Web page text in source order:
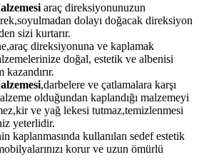
araç direksiyonunuzun
dolayı doğacak direksiyon
sizi kurtarır.
direksiyonuna ve kaplamak
doğal, estetik ve albenisi
,darbelere ve çatlamalara karşı
olduğundan kaplandığı malzemeyi
ve yağ lekesi tutmaz,temizlenmesi
yeterlidir.
kaplanmasında kullanılan sedef estetik
korur ve uzun ömürlü